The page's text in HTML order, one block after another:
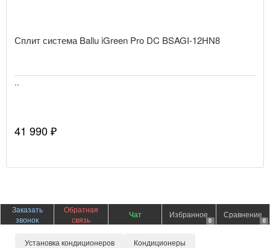
Сплит система Ballu iGreen Pro DC BSAGI-12HN8
..
41 990 ₽
Заказать
звонок
Обратная
связь
Чат Избранное
0
Сравнение
0
Установка кондиционеров Кондиционеры